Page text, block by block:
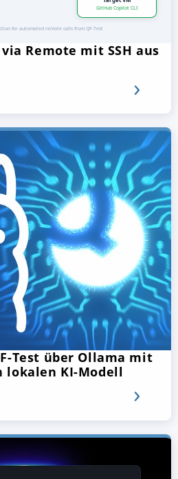
Remote mit SSH aus
Test über Ollama mit
lokalen KI-Modell